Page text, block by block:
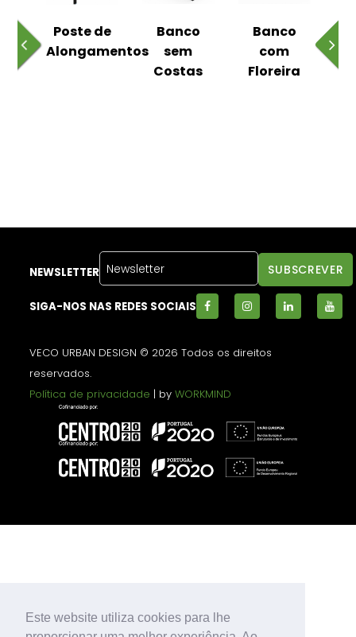
Este website utiliza cookies para lhe
Poste de
Alongamentos
Banco
sem
Costas
Banco
com
Floreira
NEWSLETTER
SIGA-NOS NAS REDES SOCIAIS
VECO URBAN DESIGN © 2026 Todos os direitos
reservados.
Política de privacidade | byWORKMIND